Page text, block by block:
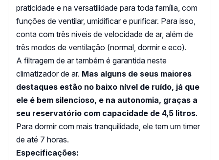
praticidade e na versatilidade para toda família, com
funções de ventilar, umidificar e purificar. Para isso,
conta com três níveis de velocidade de ar, além de
três modos de ventilação (normal, dormir e eco).
A filtragem de ar também é garantida neste
climatizador de ar. Mas alguns de seus maiores
destaques estão no baixo nível de ruído, já que
ele é bem silencioso, e na autonomia, graças a
seu reservatório com capacidade de 4,5 litros.
Para dormir com mais tranquilidade, ele tem um timer
de até 7 horas.
Especificações: